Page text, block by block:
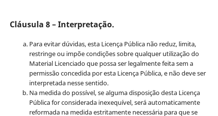
Cláusula 8 – Interpretação.
Para evitar dúvidas, esta Licença Pública não reduz, limita,
restringe ou impõe condições sobre qualquer utilização do
Material Licenciado que possa ser legalmente feita sem a
permissão concedida por esta Licença Pública, e não deve ser
interpretada nesse sentido.
Na medida do possível, se alguma disposição desta Licença
Pública for considerada inexequível, será automaticamente
reformada na medida estritamente necessária para que se